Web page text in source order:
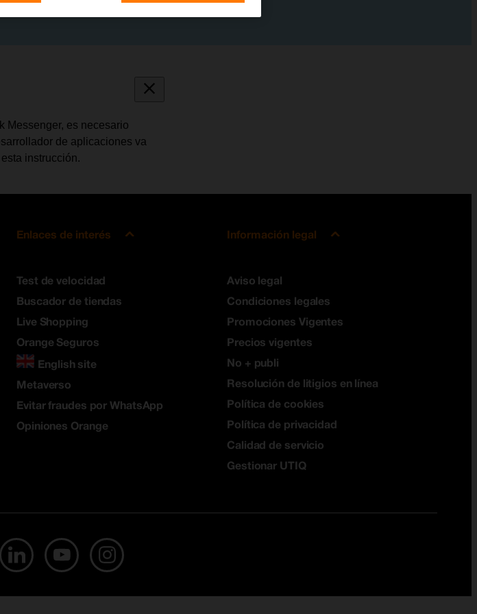
Messenger, es necesario
de aplicaciones va
instrucción.
Enlaces de interés
Test de velocidad
Buscador de tiendas
Live Shopping
Orange Seguros
English site
Metaverso
Evitar fraudes por WhatsApp
Opiniones Orange
Información legal
Aviso legal
Condiciones legales
Promociones Vigentes
Precios vigentes
No + publi
Resolución de litigios en línea
Política de cookies
Política de privacidad
Calidad de servicio
Gestionar UTIQ